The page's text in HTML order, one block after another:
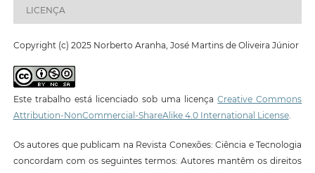
LICENÇA
Copyright (c) 2025 Norberto Aranha, José Martins de Oliveira Júnior
Este trabalho está licenciado sob uma licençaCreative Commons
Attribution-NonCommercial-ShareAlike 4.0 International License.
Os autores que publicam na Revista Conexões: Ciência e Tecnologia
concordam com os seguintes termos: Autores mantêm os direitos